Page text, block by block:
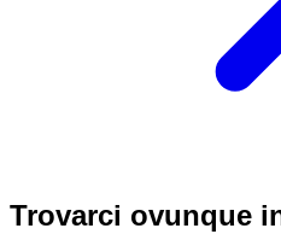
Trovarci ovunque